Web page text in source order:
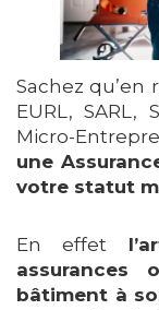
Sachez
EURL, SARL,
Micro-
une
votre statut
En effet
assurances
bâtiment à